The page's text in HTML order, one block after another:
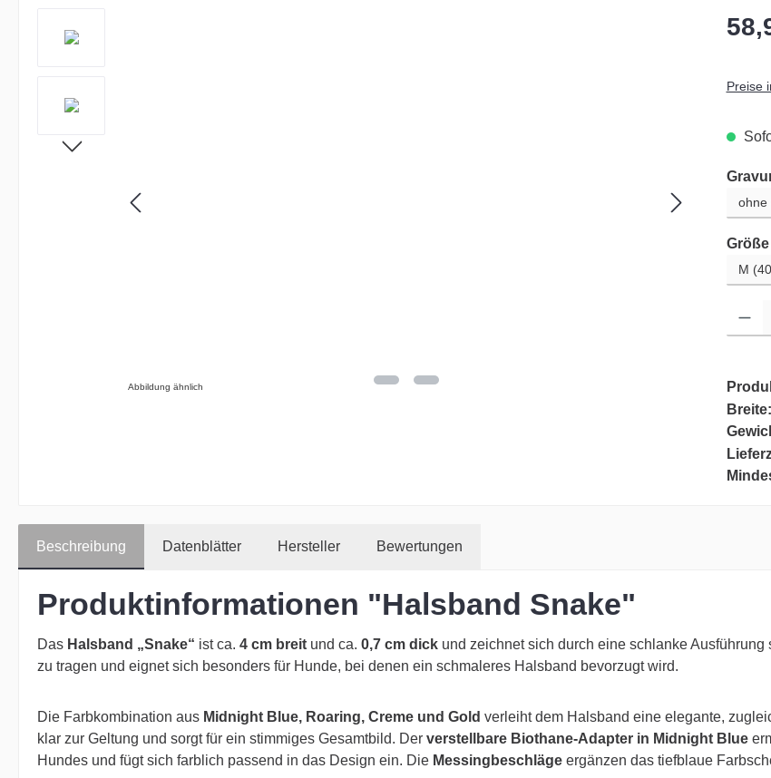
Abbildung ähnlich
Preise
Größe
Breite:
Beschreibung Datenblätter Hersteller Bewertungen
Produktinformationen "Halsband Snake"
Das Halsband „Snake“ ist ca. 4 cm breit und ca. 0,7 cm dick und zeichnet sich durch eine schlanke
zu tragen und eignet sich besonders für Hunde, bei denen ein schmaleres Halsband bevorzugt wird.
Die Farbkombination aus Midnight Blue, Roaring, Creme und Gold verleiht dem Halsband eine elegante,
klar zur Geltung und sorgt für ein stimmiges Gesamtbild. Der verstellbare Biothane-Adapter in Midnight Blue
Hundes und fügt sich farblich passend in das Design ein. Die Messingbeschläge ergänzen das tiefblaue